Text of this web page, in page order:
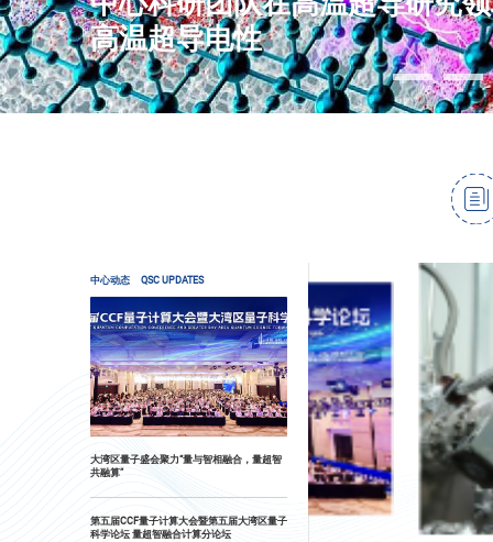
高温超导电性
中心动态 QSC UPDATES
大湾区量子盛会聚力“量与智相融合，量超智
共融算”
第五届CCF量子计算大会暨第五届大湾区量子
科学论坛 量超智融合计算分论坛